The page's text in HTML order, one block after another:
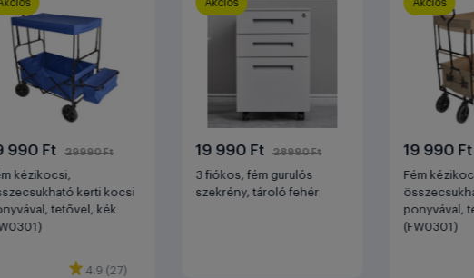
990 Ft 29990 Ft
kézikocsi,
kerti kocsi
tetővel, kék
4.9 (27)
Akciós
19 990 Ft 28990 Ft
3 fiókos, fém gurulós
szekrény, tároló fehér
Akciós
19 990 Ft
Fém
ponyvával,
(FW0301)